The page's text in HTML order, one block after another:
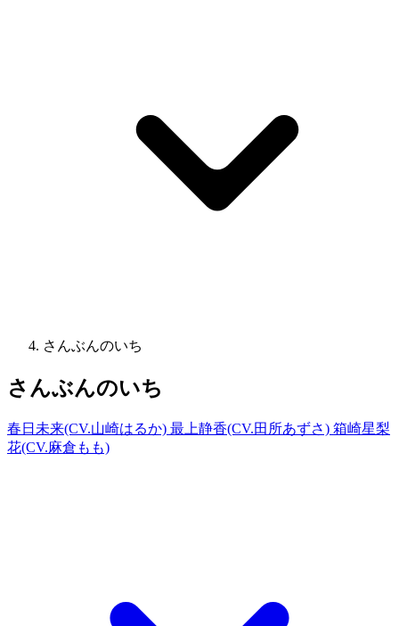
さんぶんのいち
さんぶんのいち
春日未来(CV.山崎はるか) 最上静香(CV.田所あずさ) 箱崎星梨
花(CV.麻倉もも)